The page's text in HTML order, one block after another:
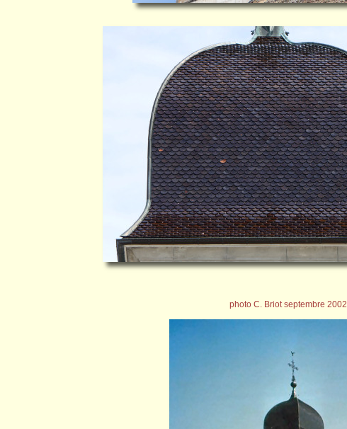
photo C. Briot septembre 2002